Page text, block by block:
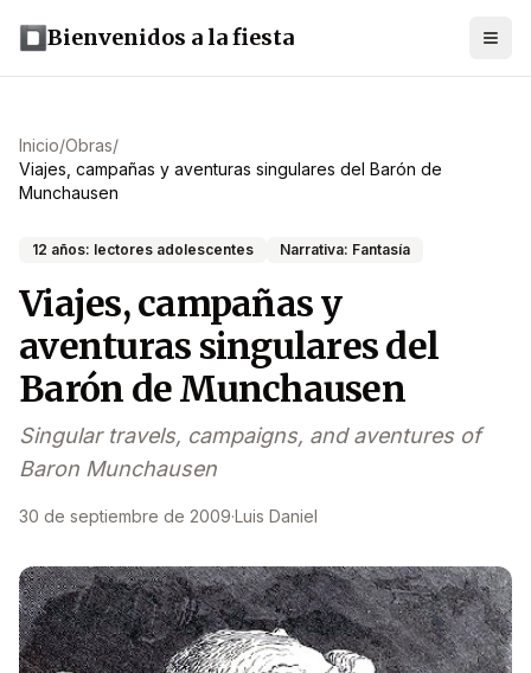
Bienvenidos a la fiesta
Inicio/Obras/
Viajes, campañas y aventuras singulares del Barón de
Munchausen
12 años: lectores adolescentes Narrativa: Fantasía
Viajes, campañas y
aventuras singulares del
Barón de Munchausen
Singular travels, campaigns, and aventures of
Baron Munchausen
30 de septiembre de 2009·Luis Daniel